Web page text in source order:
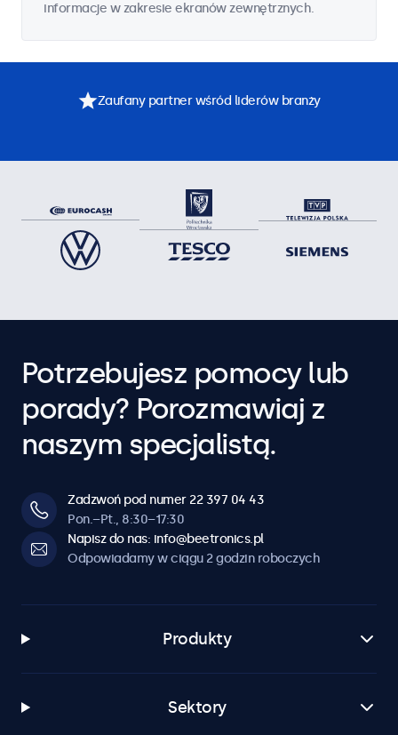
informacje w zakresie ekranów zewnętrznych.
Zaufany partner wśród liderów branży
Potrzebujesz pomocy lub
porady? Porozmawiaj z
naszym specjalistą.
Zadzwoń pod numer 22 397 04 43
Pon.–Pt., 8:30–17:30
Napisz do nas: info@beetronics.pl
Odpowiadamy w ciągu 2 godzin roboczych
Produkty
Sektory